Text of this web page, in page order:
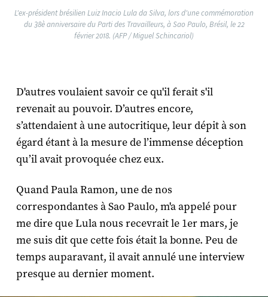
L'ex-président brésilien Luiz Inacio Lula da Silva, lors d'une commémoration
du 38è anniversaire du Parti des Travailleurs, à Sao Paulo, Brésil, le 22
février 2018. (AFP / Miguel Schincariol)
D'autres voulaient savoir ce qu'il ferait s'il
revenait au pouvoir. D’autres encore,
s’attendaient à une autocritique, leur dépit à son
égard étant à la mesure de l’immense déception
qu’il avait provoquée chez eux.
Quand Paula Ramon, une de nos
correspondantes à Sao Paulo, m'a appelé pour
me dire que Lula nous recevrait le 1er mars, je
me suis dit que cette fois était la bonne. Peu de
temps auparavant, il avait annulé une interview
presque au dernier moment.